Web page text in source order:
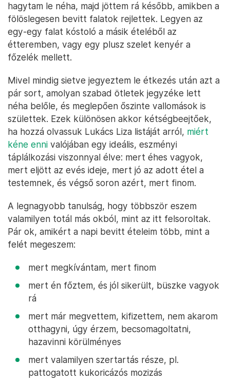
hagytam le néha, majd jöttem rá később, amikben a
fölöslegesen bevitt falatok rejlettek. Legyen az
egy-egy falat kóstoló a másik ételéből az
étteremben, vagy egy plusz szelet kenyér a
főzelék mellett.
Mivel mindig sietve jegyeztem le étkezés után azt a
pár sort, amolyan szabad ötletek jegyzéke lett
néha belőle, és meglepően őszinte vallomások is
születtek. Ezek különösen akkor kétségbeejtőek,
ha hozzá olvassuk Lukács Liza listáját arról, miért
kéne enni valójában egy ideális, eszményi
táplálkozási viszonnyal élve: mert éhes vagyok,
mert eljött az evés ideje, mert jó az adott étel a
testemnek, és végső soron azért, mert finom.
A legnagyobb tanulság, hogy többször eszem
valamilyen totál más okból, mint az itt felsoroltak.
Pár ok, amikért a napi bevitt ételeim több, mint a
felét megeszem:
mert megkívántam, mert finom
mert én főztem, és jól sikerült, büszke vagyok
rá
mert már megvettem, kifizettem, nem akarom
otthagyni, úgy érzem, becsomagoltatni,
hazavinni körülményes
mert valamilyen szertartás része, pl.
pattogatott kukoricázós mozizás